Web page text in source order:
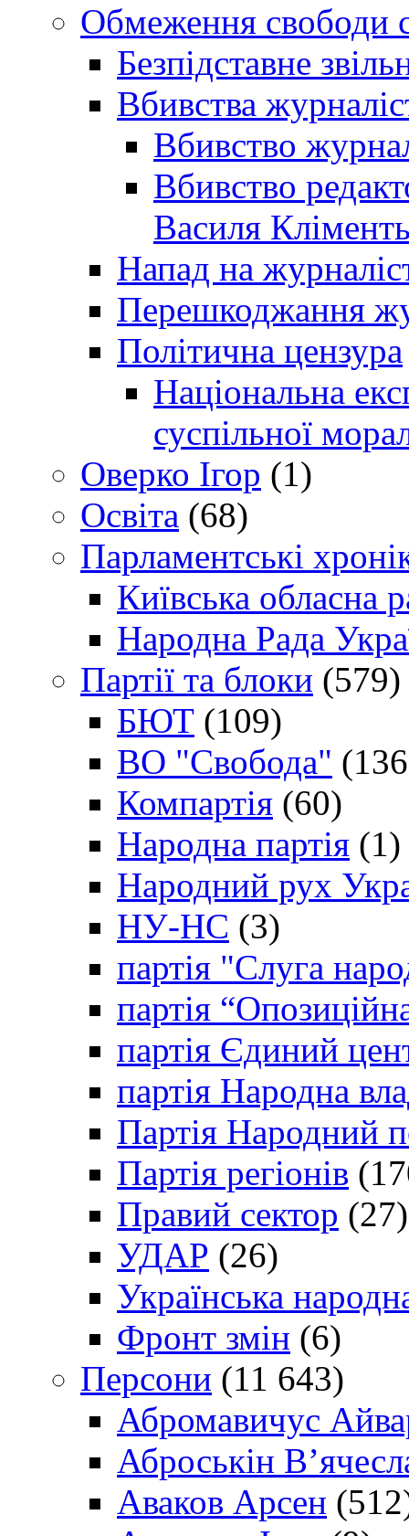
Обмеження свободи
Безпідставне
Вбивства
Вбивство
Вбивство
Василя
Напад на
Перешкоджання
Політична цензура
Національна
суспільної
Оверко Ігор (1)
Освіта (68)
Парламентські
Київська обласна
Народна Рада
Партії та блоки (579)
БЮТ (109)
ВО "Свобода"
Компартія (60)
Народна партія (1)
Народний рух
НУ-НС (3)
партія "Слуга
партія
партія Єдиний
партія Народна
Партія Народний
Партія регіонів
Правий сектор (27)
УДАР (26)
Українська
Фронт змін (6)
Персони (11 643)
Абромавичус
Аброськін
Аваков Арсен